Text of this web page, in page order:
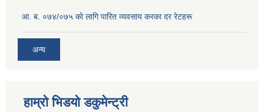
आ. ब. ०७४/०७५ काे लागि पारित व्यवसाय करका दर रेटहरू
अन्य
हाम्रो भिडयो डकुमेन्ट्री